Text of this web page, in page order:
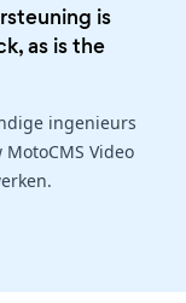
is
as is the
ingenieurs
Video